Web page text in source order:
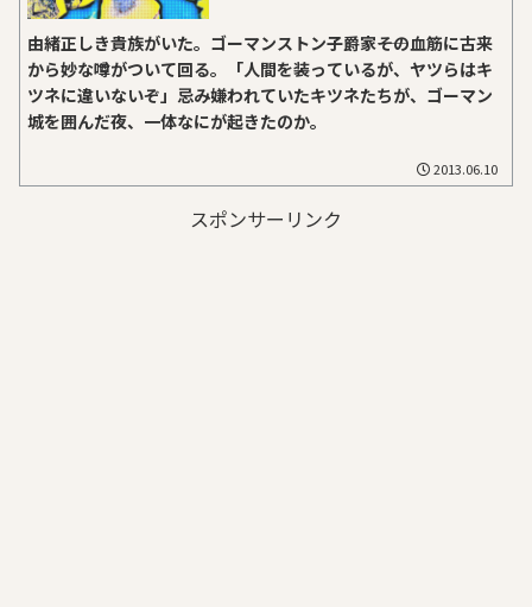
由緒正しき貴族がいた。ゴーマンストン子爵家――その血筋に古来
から妙な噂がついて回る。「人間を装っているが、ヤツらはキ
ツネに違いないぞ」忌み嫌われていたキツネたちが、ゴーマン
城を囲んだ夜、一体なにが起きたのか。
2013.06.10
スポンサーリンク